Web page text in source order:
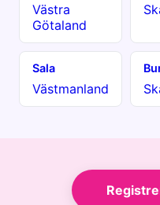
Västra
Götaland
Sala
Västmanland